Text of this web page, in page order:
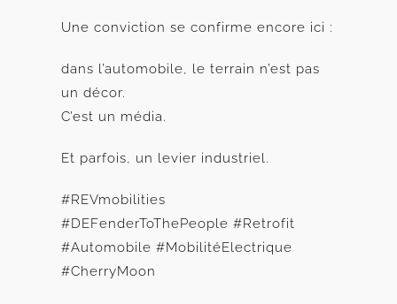
Une conviction se confirme encore ici :
dans l’automobile, le terrain n’est pas
un décor.
C’est un média.
Et parfois, un levier industriel.
#REVmobilities
#DEFenderToThePeople #Retrofit
#Automobile #MobilitéElectrique
#CherryMoon